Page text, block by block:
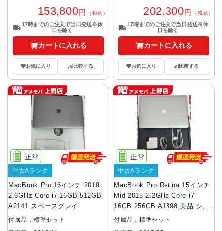
153,800円 （税込）
17時までのご注文で当日発送※休
日を除く
カートに入れる
お気に入り 比較する
202,300円 （税込）
17時までのご注文で当日発送※休
日を除く
カートに入れる
お気に入り 比較する
MacBook Pro 16インチ 2019
2.6GHz Core i7 16GB 512GB
A2141 スペースグレイ
正常
中古Aランク
付属品：標準セット
MacBook Pro Retina 15インチ
Mid 2015 2.2GHz Core i7
16GB 256GB A1398 美品 シル
バー
正常
中古Aランク
付属品：標準セット